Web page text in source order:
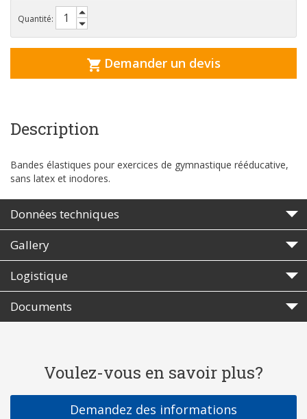
Quantité:
Demander un devis
Description
Bandes élastiques pour exercices de gymnastique rééducative,
sans latex et inodores.
Données techniques
Gallery
Logistique
Documents
Voulez-vous en savoir plus?
Demandez des informations